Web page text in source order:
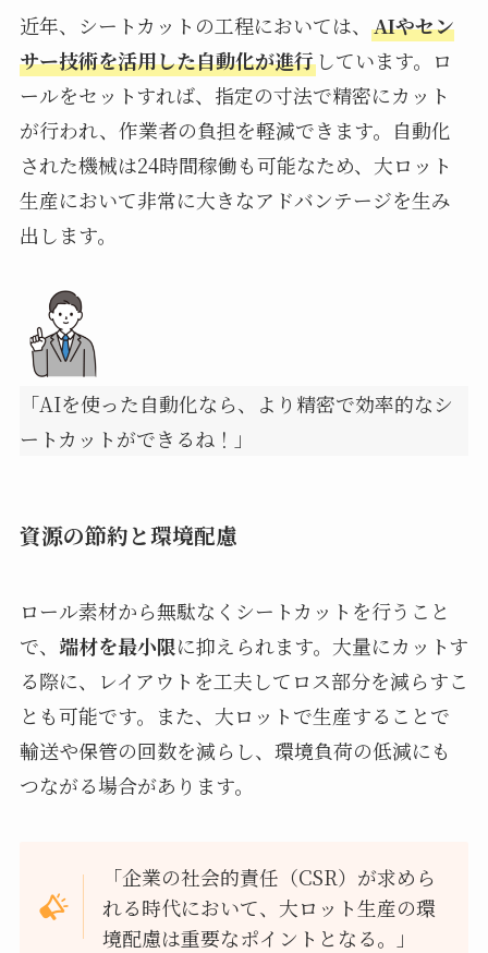
近年、シートカットの工程においては、 AIやセン
サー技術を活用した自動化が進行しています。ロ
ールをセットすれば、指定の寸法で精密にカット
が行われ、作業者の負担を軽減できます。自動化
された機械は24時間稼働も可能なため、大ロット
生産において非常に大きなアドバンテージを生み
出します。
「AIを使った自動化なら、より精密で効率的なシ
ートカットができるね！」
資源の節約と環境配慮
ロール素材から無駄なくシートカットを行うこと
で、 端材を最小限に抑えられます。大量にカットす
る際に、レイアウトを工夫してロス部分を減らすこ
とも可能です。また、大ロットで生産することで
輸送や保管の回数を減らし、環境負荷の低減にも
つながる場合があります。
「企業の社会的責任（CSR）が求めら
れる時代において、大ロット生産の環
境配慮は重要なポイントとなる。」